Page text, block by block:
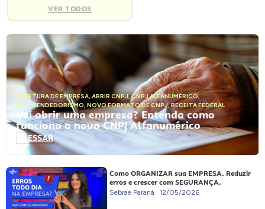
VER TODOS
ABERTURA DE EMPRESA, ABRIR CNPJ,CNPJ ALFANUMÉRICO,
EMPREENDEDORISMO, NOVO FORMATO DE CNPJ,RECEITA FEDERAL
Vai abrir uma empresa? Entenda como
funciona o novo CNPJ Alfanumérico
ACESSAR
Como ORGANIZAR sua EMPRESA. Reduzir
erros e crescer com SEGURANÇA.
Sebrae Paraná 12/05/2026